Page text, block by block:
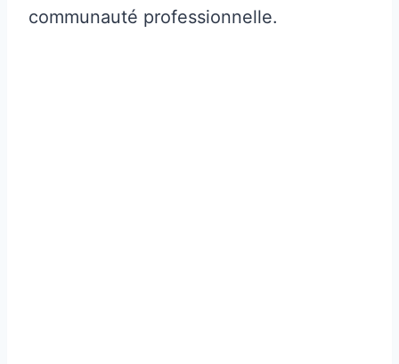
communauté professionnelle.